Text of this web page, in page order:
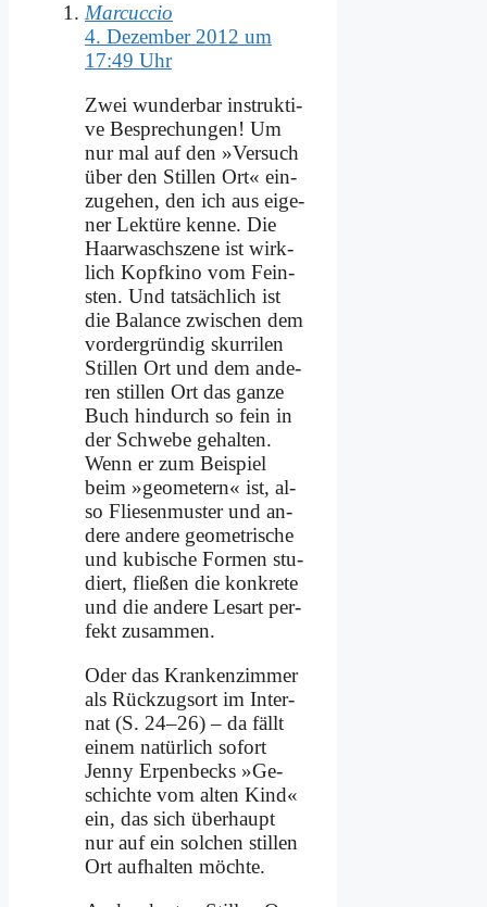
Marcuccio
4. Dezember 2012 um
17:49 Uhr
Zwei wun­der­bar in­struk­ti­
ve Be­spre­chun­gen! Um
nur mal auf den »Ver­such
über den Stil­len Ort« ein­
zu­ge­hen, den ich aus ei­ge­
ner Lek­tü­re ken­ne. Die
Haar­waschsze­ne ist wirk­
lich Kopf­ki­no vom Fein­
sten. Und tat­säch­lich ist
die Ba­lan­ce zwi­schen dem
vor­der­grün­dig skur­ri­len
Stil­len Ort und dem an­de­
ren stil­len Ort das gan­ze
Buch hin­durch so fein in
der Schwe­be ge­hal­ten.
Wenn er zum Bei­spiel
beim »geo­me­tern« ist, al­
so Flie­sen­mu­ster und an­
de­re an­de­re geo­me­tri­sche
und ku­bi­sche For­men stu­
diert, flie­ßen die kon­kre­te
und die an­de­re Les­art per­
fekt zu­sam­men.
Oder das Kran­ken­zim­mer
als Rück­zugs­ort im In­ter­
nat (S. 24–26) – da fällt
ei­nem na­tür­lich so­fort
Jen­ny Er­pen­becks »Ge­
schich­te vom al­ten Kind«
ein, das sich über­haupt
nur auf ein sol­chen stil­len
Ort auf­hal­ten möch­te.